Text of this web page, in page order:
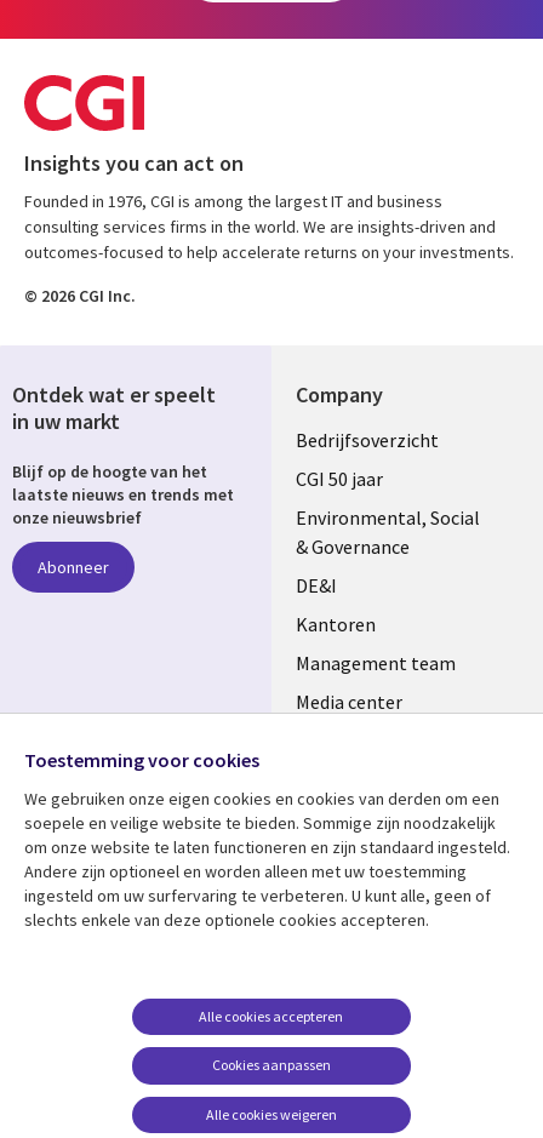
Insights you can act on
Founded in 1976, CGI is among the largest IT and business
consulting services firms in the world. We are insights-driven and
outcomes-focused to help accelerate returns on your investments.
© 2026 CGI Inc.
Company
Useful
links
NETHERLANDS
Bedrijfsoverzicht
CGI 50 jaar
Environmental, Social
& Governance
DE&I
Kantoren
Management team
Media center
Bekijk meer
Library
NETHERLANDS
Artikelen
Evenementen
Support
Legal
Disclaimer
Cookie management
Ontdek wat er speelt
in uw markt
Blijf op de hoogte van het
laatste nieuws en trends met
onze nieuwsbrief
Abonneer
Media
NETHERLANDS
Toestemming voor cookies
We gebruiken onze eigen cookies en cookies van derden om een ​​
soepele en veilige website te bieden. Sommige zijn noodzakelijk
om onze website te laten functioneren en zijn standaard ingesteld.
Andere zijn optioneel en worden alleen met uw toestemming
ingesteld om uw surfervaring te verbeteren. U kunt alle, geen of
slechts enkele van deze optionele cookies accepteren.
Cookies aanpassen
Alle cookies accepteren
Alle cookies weigeren